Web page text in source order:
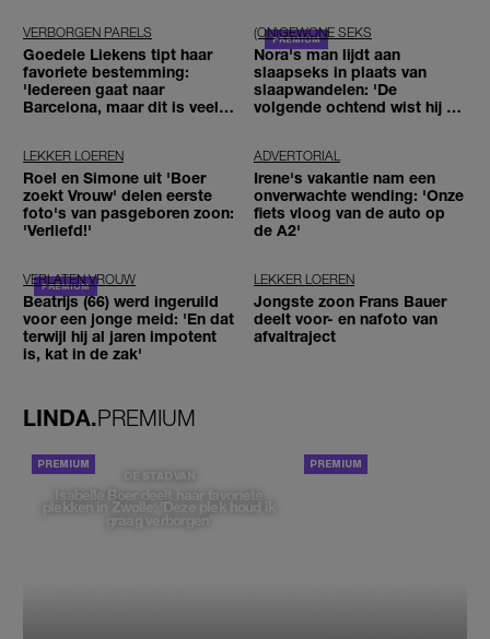
VERBORGEN PARELS
Goedele Liekens tipt haar
favoriete bestemming:
'Iedereen gaat naar
Barcelona, maar dit is veel
(ON)GEWONE SEKS
Nora's man lijdt aan
slaapseks in plaats van
slaapwandelen: 'De
volgende ochtend wist hij er
LEKKER LOEREN
Roel en Simone uit 'Boer
zoekt Vrouw' delen eerste
foto's van pasgeboren zoon:
'Verliefd!'
ADVERTORIAL
Irene's vakantie nam een
onverwachte wending: 'Onze
fiets vloog van de auto op
de A2'
VERLATEN VROUW
Beatrijs (66) werd ingeruild
voor een jonge meid: 'En dat
terwijl hij al jaren impotent
is, kat in de zak'
LEKKER LOEREN
Jongste zoon Frans Bauer
deelt voor- en nafoto van
afvaltraject
LINDA.PREMIUM
DE STAD VAN
Isabelle Boer deelt haar favoriete
plekken in Zwolle: 'Deze plek houd ik
graag verborgen'